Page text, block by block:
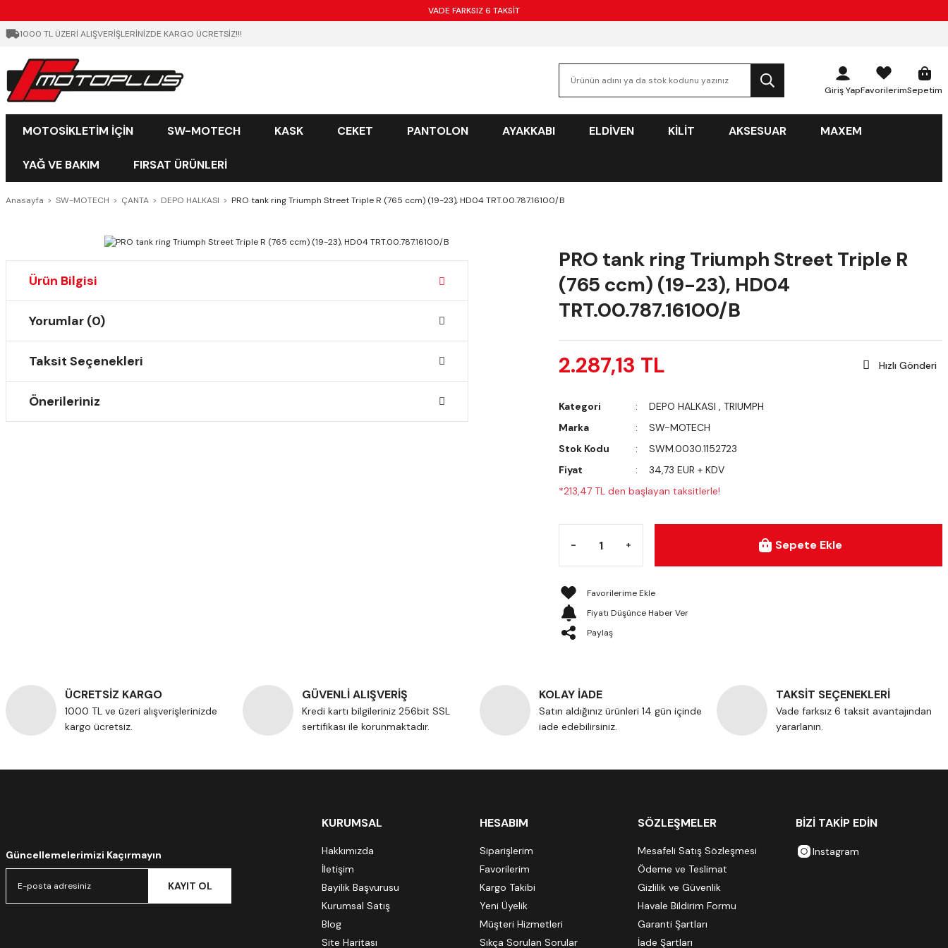
VADE FARKSIZ 6 TAKSİT
1000 TL ÜZERİ ALIŞVERİŞLERİNİZDE KARGO ÜCRETSİZ!!!
Giriş YapFavorilerimSepetim
MOTOSİKLETİM İÇİN SW-MOTECH KASK CEKET PANTOLON AYAKKABI ELDİVEN KİLİT AKSESUAR MAXEM
YAĞ VE BAKIM FIRSAT ÜRÜNLERİ
Anasayfa SW-MOTECH ÇANTA DEPO HALKASI PRO tank ring Triumph Street Triple R (765 ccm) (19-23), HD04 TRT.00.787.16100/B
Ürün Bilgisi
Yorumlar (0)
Taksit Seçenekleri
Önerileriniz
PRO tank ring Triumph Street Triple R
(765 ccm) (19-23), HD04
TRT.00.787.16100/B
2.287,13 TL Hızlı Gönderi
Kategori DEPO HALKASI , TRIUMPH
Marka
SW-MOTECH
Stok Kodu
SWM.0030.1152723
Fiyat
34,73 EUR + KDV
*213,47 TL den başlayan taksitlerle!
Sepete Ekle
Fiyatı Düşünce Haber Ver
Paylaş
ÜCRETSİZ KARGO
1000 TL ve üzeri alışverişlerinizde
kargo ücretsiz.
GÜVENLİ ALIŞVERİŞ
Kredi kartı bilgileriniz 256bit SSL
sertifikası ile korunmaktadır.
KOLAY İADE
Satın aldığınız ürünleri 14 gün içinde
iade edebilirsiniz.
TAKSİT SEÇENEKLERİ
Vade farksız 6 taksit avantajından
yararlanın.
Güncellemelerimizi Kaçırmayın
KAYIT OL
KURUMSAL
Hakkımızda
İletişim
Bayilik Başvurusu
Kurumsal Satış
Blog
Site Haritası
HESABIM
Siparişlerim
Favorilerim
Kargo Takibi
Yeni Üyelik
Müşteri Hizmetleri
Sıkça Sorulan Sorular
SÖZLEŞMELER
Mesafeli Satış Sözleşmesi
Ödeme ve Teslimat
Gizlilik ve Güvenlik
Havale Bildirim Formu
Garanti Şartları
İade Şartları
BİZİ TAKİP EDİN
Instagram